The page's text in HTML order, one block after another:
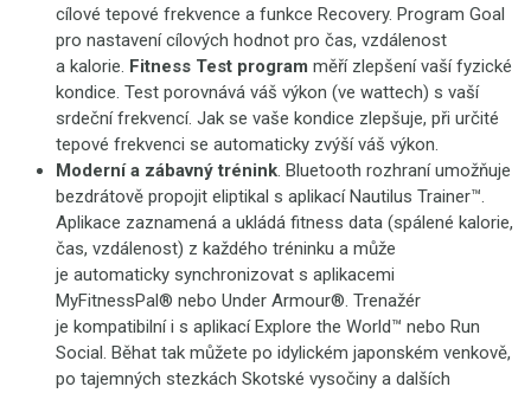
cílové tepové frekvence a funkce Recovery. Program Goal
pro nastavení cílových hodnot pro čas, vzdálenost
a kalorie. Fitness Test program měří zlepšení vaší fyzické
kondice. Test porovnává váš výkon (ve wattech) s vaší
srdeční frekvencí. Jak se vaše kondice zlepšuje, při určité
tepové frekvenci se automaticky zvýší váš výkon.
Moderní a zábavný trénink. Bluetooth rozhraní umožňuje
bezdrátově propojit eliptikal s aplikací Nautilus Trainer™.
Aplikace zaznamená a ukládá fitness data (spálené kalorie,
čas, vzdálenost) z každého tréninku a může
je automaticky synchronizovat s aplikacemi
MyFitnessPal® nebo Under Armour®. Trenažér
je kompatibilní i s aplikací Explore the World™ nebo Run
Social. Běhat tak můžete po idylickém japonském venkově,
po tajemných stezkách Skotské vysočiny a dalších